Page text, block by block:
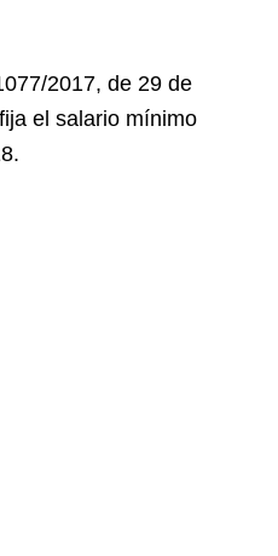
2017, de 29 de
el salario mínimo